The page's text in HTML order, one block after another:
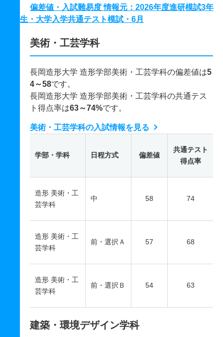
偏差値・入試難易度 情報元：2026年度進研模試3年
生・大学入学共通テスト模試・6月
美術・工芸学科
長岡造形大学 造形学部美術・工芸学科の偏差値は5
4～58です。
長岡造形大学 造形学部美術・工芸学科の共通テス
ト得点率は63～74%です。
美術・工芸学科の入試情報を見る
学部・学科 日程方式 偏差値
共通テスト
得点率
造形 美術・工
芸学科
中 58 74
造形 美術・工
芸学科
前・選択Ａ 57 68
造形 美術・工
芸学科
前・選択Ｂ 54 63
建築・環境デザイン学科